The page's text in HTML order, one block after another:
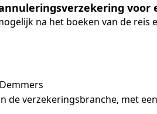
na het boeken van de reis
de verzekeringsbranche, met